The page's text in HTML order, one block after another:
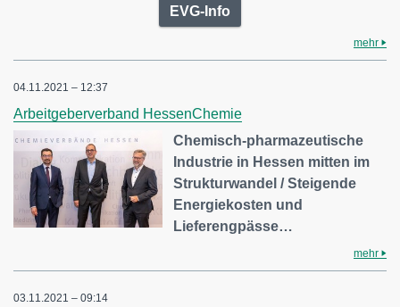
EVG-Info
mehr
04.11.2021 – 12:37
Arbeitgeberverband HessenChemie
Chemisch-pharmazeutische
Industrie in Hessen mitten im
Strukturwandel / Steigende
Energiekosten und
Lieferengpässe…
mehr
03.11.2021 – 09:14